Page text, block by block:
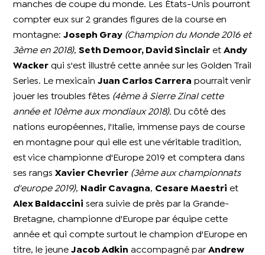
manches de coupe du monde. Les États-Unis pourront
compter eux sur 2 grandes figures de la course en
montagne:Joseph Gray (Champion du Monde 2016 et
3ème en 2018),Seth Demoor, David Sinclair etAndy
Wacker qui s'est illustré cette année sur les Golden Trail
Series. Le mexicainJuan Carlos Carrera pourrait venir
jouer les troubles fêtes (4ème à Sierre Zinal cette
année et 10ème aux mondiaux 2018). Du côté des
nations européennes, l'Italie, immense pays de course
en montagne pour qui elle est une véritable tradition,
est vice championne d'Europe 2019 et comptera dans
ses rangs Xavier Chevrier (3ème aux championnats
d'europe 2019), Nadir Cavagna, Cesare Maestri et
Alex Baldaccini sera suivie de près par la Grande-
Bretagne, championne d'Europe par équipe cette
année et qui compte surtout le champion d'Europe en
titre, le jeuneJacob Adkin accompagné parAndrew